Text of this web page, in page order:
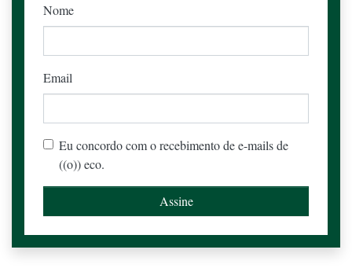
Nome
Email
Eu concordo com o recebimento de e-mails de
((o)) eco.